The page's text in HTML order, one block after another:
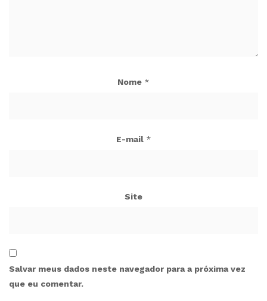
Nome *
E-mail *
Site
Salvar meus dados neste navegador para a próxima vez
que eu comentar.